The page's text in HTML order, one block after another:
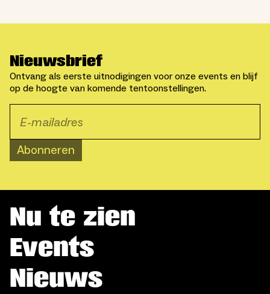
Nieuwsbrief
Ontvang als eerste uitnodigingen voor onze events en blijf
op de hoogte van komende tentoonstellingen.
Abonneren
Nu te zien
Events
Nieuws